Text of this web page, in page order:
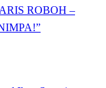
ROBOH –